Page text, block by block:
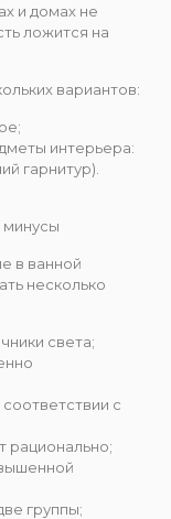
и домах не
ложится на
вариантов:
интерьера:
гарнитур).
в ванной
несколько
света;
с
рационально;
группы;